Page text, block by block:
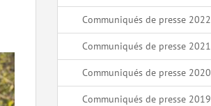
Communiqués de presse 2022
Communiqués de presse 2021
Communiqués de presse 2020
Communiqués de presse 2019